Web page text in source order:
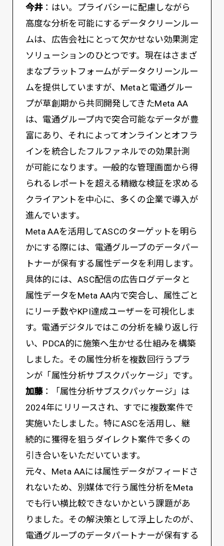
今井：はい。プライバシーに配慮しながら
高度な分析を可能にするデータクリーンルー
ムは、広告会社にとって欠かせない効果測定
ソリューションのひとつです。現在はさまざ
まなプラットフォームがデータクリーンルー
ムを提供していますが、Metaと電通グルー
プが草創期から共同開発してきたMeta AA
は、電通グループ内で突合可能なデータが豊
富にあり、それによってオンラインとオフラ
インを統合したフルファネルでの効果計測
が可能になります。一般的な管理画面から得
られるレポートを超える精緻な検証を求める
クライアントを中心に、多くの企業で導入が
進んでいます。
Meta AAを活用してASCのターゲットを明ら
かにする際には、電通グループのデータパー
トナーが保有する属性データを利用します。
具体的には、ASC配信の広告ログデータと
属性データをMeta AA内で突合し、属性ごと
にリーチ数やKPI達成ユーザーを可視化しま
す。電通デジタルではこの分析を繰り返し行
い、PDCA的に施策へ生かせる仕組みを構築
しました。その属性分析を複数回行うプラ
ンが「属性分析サブスクパッケージ」です。
加藤：「属性分析サブスクパッケージ」は
2024年にリリースされ、すでに複数案件で
実施いたしました。特にASCを活用し、継
続的に獲得を狙うダイレクト案件で多くの
引き合いをいただいています。
元々、Meta AAには属性データがフィードさ
れないため、別媒体で行う属性分析をMeta
でも行い横比較できないかという課題があ
りました。その解決策として浮上したのが、
電通グループのデータパートナーが保有する